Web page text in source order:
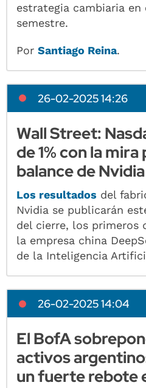
estrategia cambiaria en
semestre.
PorSantiago Reina.
26-02-2025 14:26
Wall Street:
de 1% con la
balance de Nvidia
Los resultados del
Nvidia se publicarán
del cierre, los primeros
la empresa china
de la Inteligencia
26-02-2025 14:04
El BofA
activos
un fuerte rebote